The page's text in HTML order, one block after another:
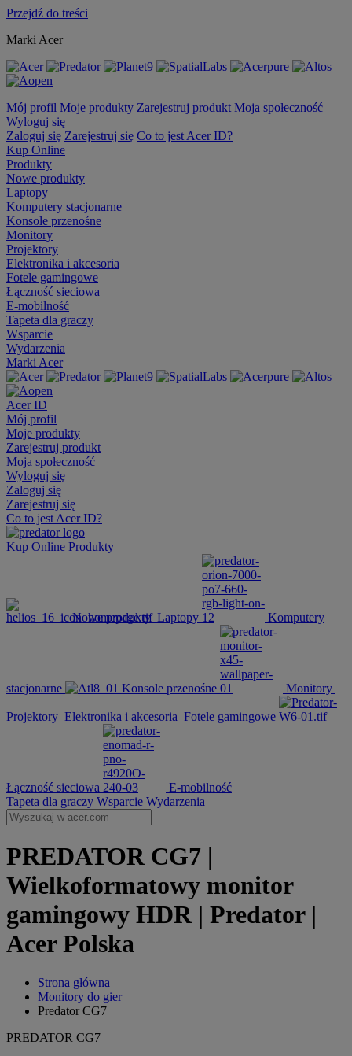
Przejdź do treści
Marki Acer
Mój profil Moje produkty Zarejestruj produkt Moja społeczność
Wyloguj się
Zaloguj się Zarejestruj się Co to jest Acer ID?
Kup Online
Produkty
Nowe produkty
Laptopy
Komputery stacjonarne
Konsole przenośne
Monitory
Projektory
Elektronika i akcesoria
Fotele gamingowe
Łączność sieciowa
E-mobilność
Tapeta dla graczy
Wsparcie
Wydarzenia
Marki Acer
Acer ID
Mój profil
Moje produkty
Zarejestruj produkt
Moja społeczność
Wyloguj się
Zaloguj się
Zarejestruj się
Co to jest Acer ID?
Kup Online Produkty
Nowe produkty Laptopy Komputery
stacjonarne Konsole przenośne Monitory
Projektory Elektronika i akcesoria Fotele gamingowe
Łączność sieciowa
E-mobilność
Tapeta dla graczy Wsparcie Wydarzenia
PREDATOR CG7 |
Wielkoformatowy monitor
gamingowy HDR | Predator |
Acer Polska
Strona główna
Monitory do gier
Predator CG7
PREDATOR CG7